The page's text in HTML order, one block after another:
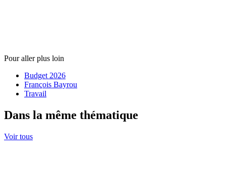
Pour aller plus loin
Budget 2026
François Bayrou
Travail
Dans la même thématique
Voir tous